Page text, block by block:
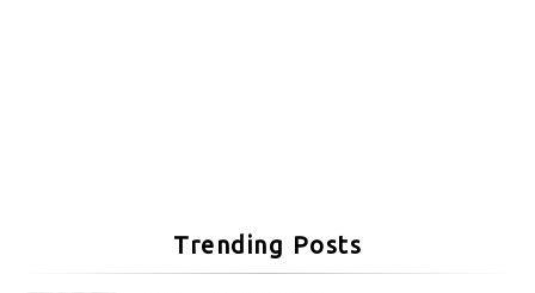
Trending Posts